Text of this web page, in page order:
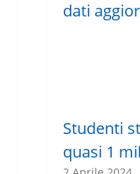
Studenti
quasi 1